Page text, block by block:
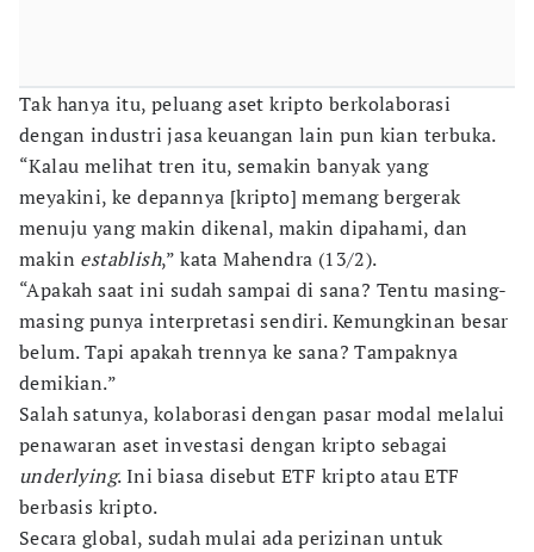
Tak hanya itu, peluang aset kripto berkolaborasi
dengan industri jasa keuangan lain pun kian terbuka.
“Kalau melihat tren itu, semakin banyak yang
meyakini, ke depannya [kripto] memang bergerak
menuju yang makin dikenal, makin dipahami, dan
makin establish,” kata Mahendra (13/2).
“Apakah saat ini sudah sampai di sana? Tentu masing-
masing punya interpretasi sendiri. Kemungkinan besar
belum. Tapi apakah trennya ke sana? Tampaknya
demikian.”
Salah satunya, kolaborasi dengan pasar modal melalui
penawaran aset investasi dengan kripto sebagai
underlying. Ini biasa disebut ETF kripto atau ETF
berbasis kripto.
Secara global, sudah mulai ada perizinan untuk